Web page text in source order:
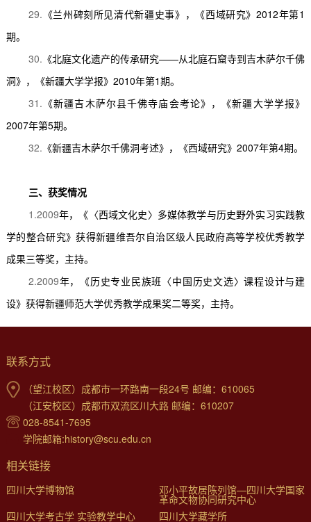
29. 《兰州碑刻所见清代新疆史事》，《西域研究》2012年第1
期。
30. 《北庭文化遗产的传承研究——从北庭石窟寺到吉木萨尔千佛
洞》，《新疆大学学报》 2010年第1期。
31. 《新疆吉木萨尔县千佛寺庙会考论》，《新疆大学学报》
2007年第5期。
32. 《新疆吉木萨尔千佛洞考述》，《西域研究》 2007年第4期。
三、获奖情况
1.2009年，《〈西域文化史〉多媒体教学与历史野外实习实践教
学的整合研究》获得新疆维吾尔自治区级人民政府高等学校优秀教学
成果三等奖，主持。
2.2009年，《历史专业民族班〈中国历史文选〉课程设计与建
设》获得新疆师范大学优秀教学成果奖二等奖，主持。
联系方式
（望江校区）成都市一环路南一段24号 邮编：610065
（江安校区）成都市双流区川大路 邮编：610207
028-8541-7695
学院邮箱:history@scu.edu.cn
相关链接
四川大学博物馆 邓小平故居陈列馆—四川大学国家
革命文物协同研究中心
四川大学考古学 实验教学中心
四川大学藏学所